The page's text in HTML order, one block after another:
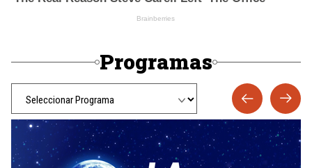
Programas